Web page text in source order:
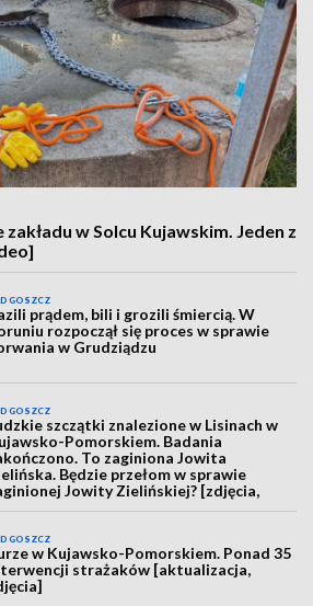
w Solcu Kujawskim. Jeden z
prądem, bili i grozili śmiercią. W
rozpoczął się proces w sprawie
w Grudziądzu
szczątki znalezione w Lisinach w
Pomorskiem. Badania
To zaginiona Jowita
Będzie przełom w sprawie
Jowity Zielińskiej? [zdjęcia,
aktualizacja]
w Kujawsko-Pomorskiem. Ponad 35
strażaków [aktualizacja,